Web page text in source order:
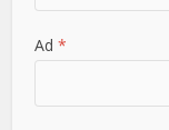
Ad*